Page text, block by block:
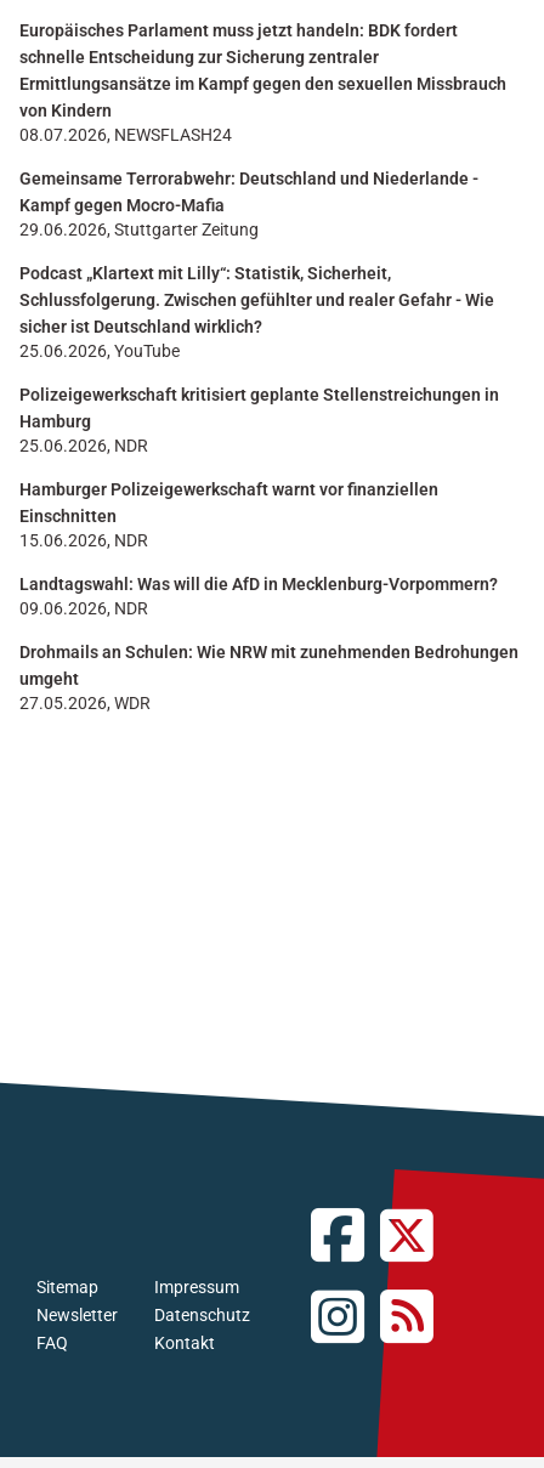
Europäisches Parlament muss jetzt handeln: BDK fordert
schnelle Entscheidung zur Sicherung zentraler
Ermittlungsansätze im Kampf gegen den sexuellen Missbrauch
von Kindern
08.07.2026, NEWSFLASH24
Gemeinsame Terrorabwehr: Deutschland und Niederlande -
Kampf gegen Mocro-Mafia
29.06.2026, Stuttgarter Zeitung
Podcast „Klartext mit Lilly“: Statistik, Sicherheit,
Schlussfolgerung. Zwischen gefühlter und realer Gefahr - Wie
sicher ist Deutschland wirklich?
25.06.2026, YouTube
Polizeigewerkschaft kritisiert geplante Stellenstreichungen in
Hamburg
25.06.2026, NDR
Hamburger Polizeigewerkschaft warnt vor finanziellen
Einschnitten
15.06.2026, NDR
Landtagswahl: Was will die AfD in Mecklenburg-Vorpommern?
09.06.2026, NDR
Drohmails an Schulen: Wie NRW mit zunehmenden Bedrohungen
umgeht
27.05.2026, WDR
FAQ
Newsletter
Sitemap
Kontakt
Datenschutz
Impressum